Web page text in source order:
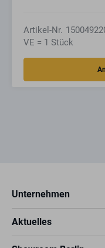
Artikel-Nr.
VE = 1 Stück
Unternehmen
Aktuelles